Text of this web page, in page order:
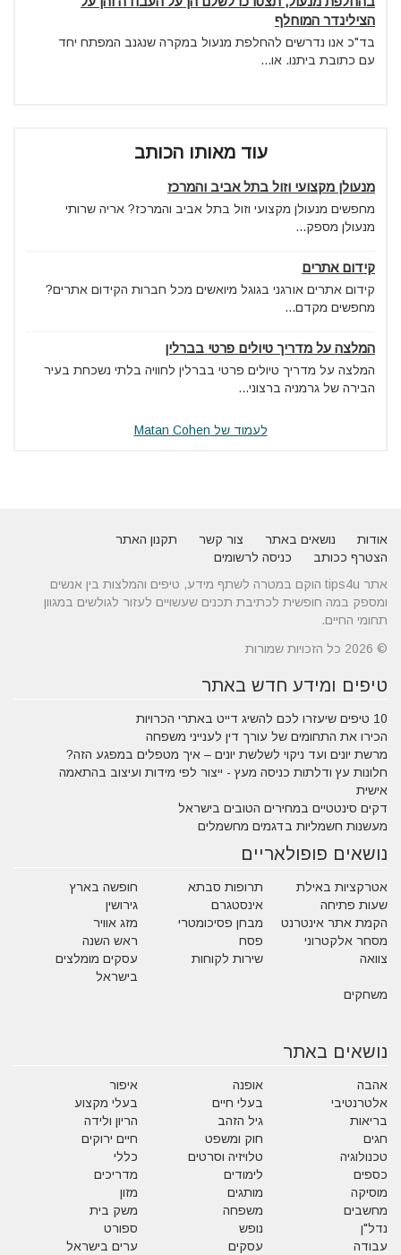
הצילינדר המוחלף
בד"כ אנו נדרשים להחלפת מנעול במקרה שנגנב המפתח יחד
עם כתובת ביתנו. או...
עוד מאותו הכותב
מנעולן מקצועי וזול בתל אביב והמרכז
מחפשים מנעולן מקצועי וזול בתל אביב והמרכז? אריה שרותי
מנעולן מספק...
קידום אתרים
קידום אתרים אורגני בגוגל מיואשים מכל חברות הקידום אתרים?
מחפשים מקדם...
המלצה על מדריך טיולים פרטי בברלין
המלצה על מדריך טיולים פרטי בברלין לחוויה בלתי נשכחת בעיר
הבירה של גרמניה ברצוני...
לעמוד של Matan Cohen
אודות נושאים באתר צור קשר
תקנון האתר
הצטרף ככותב
כניסה לרשומים
אתר tips4u הוקם במטרה לשתף מידע, טיפים והמלצות בין אנשים
ומספק במה חופשית לכתיבת תכנים שעשויים לעזור לגולשים במגוון
תחומי החיים.
© 2026 כל הזכויות שמורות
טיפים ומידע חדש באתר
10 טיפים שיעזרו לכם להשיג דייט באתרי הכרויות
הכירו את התחומים של עורך דין לענייני משפחה
מרשת יונים ועד ניקוי לשלשת יונים – איך מטפלים במפגע הזה?
חלונות עץ ודלתות כניסה מעץ - ייצור לפי מידות ועיצוב בהתאמה
אישית
דקים סינטטיים במחירים הטובים בישראל
מעשנות חשמליות בדגמים מחשמלים
נושאים פופולאריים
אטרקציות באילת תרופות סבתא
חופשה בארץ
שעות פתיחה
אינסטגרם
גירושין
הקמת אתר אינטרנט
מבחן פסיכומטרי
מזג אוויר
מסחר אלקטרוני
פסח
ראש השנה
צוואה
שירות לקוחות
עסקים מומלצים
בישראל
משחקים
נושאים באתר
אהבה אופנה
איפור
אלטרנטיבי
בעלי חיים
בעלי מקצוע
בריאות
גיל הזהב
הריון ולידה
חגים
חוק ומשפט
חיים ירוקים
טכנולוגיה
טלויזיה וסרטים
כללי
כספים
לימודים
מדריכים
מוסיקה
מותגים
מזון
מחשבים
משפחה
משק בית
נדל"ן
נופש
ספורט
עבודה
עסקים ערים בישראל